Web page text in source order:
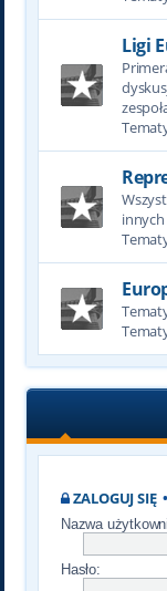
Ligi
ZALOGUJ SIĘ
Nazwa
Hasło: